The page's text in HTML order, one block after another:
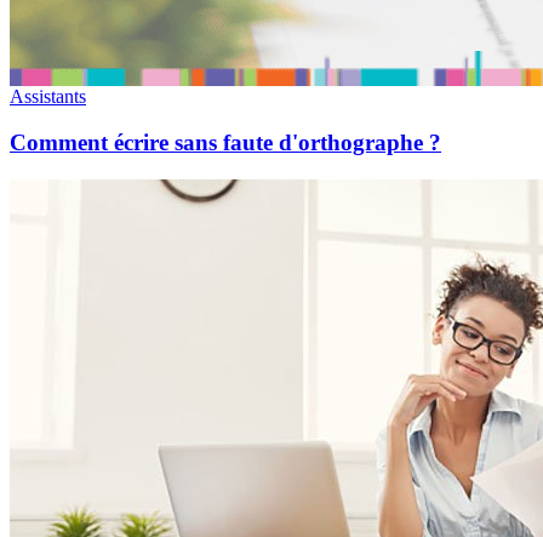
Assistants
Comment écrire sans faute d'orthographe ?